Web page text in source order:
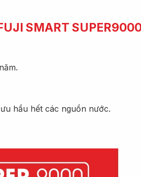
SMART
hầu hết các nguồn nước.